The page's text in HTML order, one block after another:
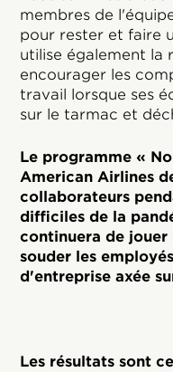
membres de
pour rester et faire
utilise également la
encourager les
travail lorsque ses
sur le tarmac et
Le programme «
American Airlines
collaborateurs
difficiles de la
continuera de jouer
souder les
d'entreprise axée
Les résultats sont